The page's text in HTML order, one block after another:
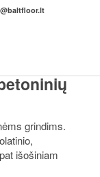
grindims.
išošiniam